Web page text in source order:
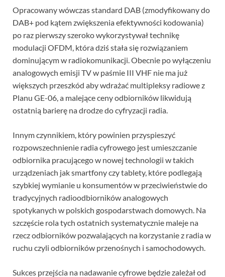
Opracowany wówczas standard DAB (zmodyfikowany do
DAB+ pod kątem zwiększenia efektywności kodowania)
po raz pierwszy szeroko wykorzystywał technikę
modulacji OFDM, która dziś stała się rozwiązaniem
dominującym w radiokomunikacji. Obecnie po wyłączeniu
analogowych emisji TV w paśmie III VHF nie ma już
większych przeszkód aby wdrażać multipleksy radiowe z
Planu GE-06, a malejące ceny odbiorników likwidują
ostatnią barierę na drodze do cyfryzacji radia.
Innym czynnikiem, który powinien przyspieszyć
rozpowszechnienie radia cyfrowego jest umieszczanie
odbiornika pracującego w nowej technologii w takich
urządzeniach jak smartfony czy tablety, które podlegają
szybkiej wymianie u konsumentów w przeciwieństwie do
tradycyjnych radioodbiorników analogowych
spotykanych w polskich gospodarstwach domowych. Na
szczęście rola tych ostatnich systematycznie maleje na
rzecz odbiorników pozwalających na korzystanie z radia w
ruchu czyli odbiorników przenośnych i samochodowych.
Sukces przejścia na nadawanie cyfrowe będzie zależał od